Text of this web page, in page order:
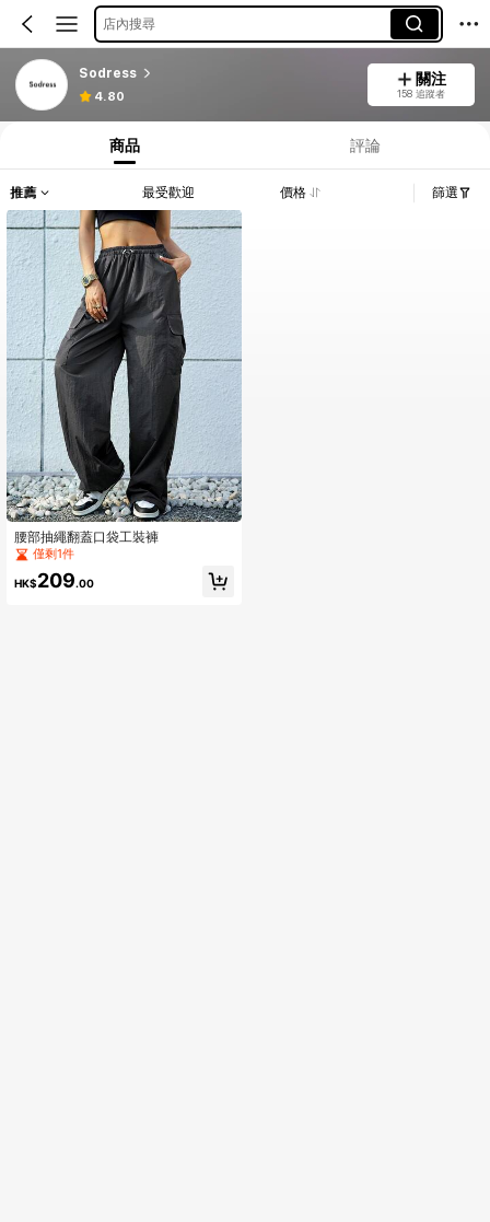
店內搜尋
Sodress
4.80
關注
158 追蹤者
商品 評論
推薦 最受歡迎 價格 篩選
腰部抽繩翻蓋口袋工裝褲
僅剩1件
HK$209.00